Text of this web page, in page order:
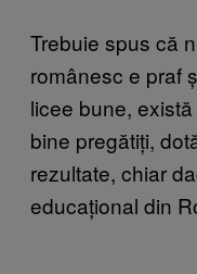
Trebuie spus că
românesc e praf
licee bune,
bine pregătiți,
rezultate, chiar
educațional din